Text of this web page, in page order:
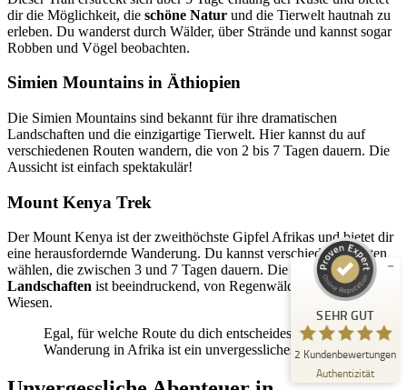
dir die Möglichkeit, die schöne Natur und die Tierwelt hautnah zu
erleben. Du wanderst durch Wälder, über Strände und kannst sogar
Robben und Vögel beobachten.
Simien Mountains in Äthiopien
Die Simien Mountains sind bekannt für ihre dramatischen
Landschaften und die einzigartige Tierwelt. Hier kannst du auf
verschiedenen Routen wandern, die von 2 bis 7 Tagen dauern. Die
Aussicht ist einfach spektakulär!
Mount Kenya Trek
Der Mount Kenya ist der zweithöchste Gipfel Afrikas und bietet dir
eine herausfordernde Wanderung. Du kannst verschiedene Routen
wählen, die zwischen 3 und 7 Tagen dauern. Die
Vielfalt der
Landschaften ist beeindruckend, von Regenwäldern bis zu alpinen
Wiesen.
Egal, für welche Route du dich entscheidest, jede
Wanderung in Afrika ist ein unvergessliches Erlebnis!
SEHR GUT
2 Kundenbewertungen
Authentizität
Kundenbewertungen und Erfahrungen zu
Unna Regional
ProvenExpert.com
5,00
/
5,00
2
Bewertungen auf ProvenExpert.com
Erfahren Sie mehr über dieses Bewertungssiegel
10.10.2024